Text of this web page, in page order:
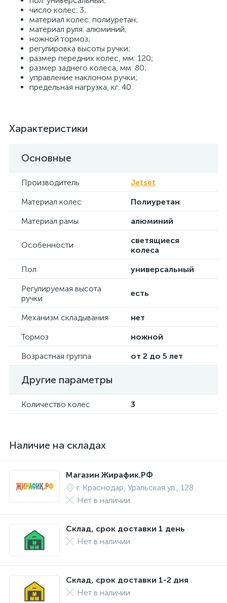
число колес: 3;
материал колес: полиуретан;
материал руля: алюминий;
ножной тормоз;
регулировка высоты ручки;
размер передних колес, мм: 120;
размер заднего колеса, мм: 80;
управление наклоном ручки;
предельная нагрузка, кг: 40.
Характеристики
Основные
Производитель
Jetset
Материал колес
Полиуретан
Материал рамы
алюминий
Особенности
светящиеся
колеса
Пол
универсальный
Регулируемая высота
ручки
есть
Механизм складывания
нет
Тормоз
ножной
Возрастная группа
от 2 до 5 лет
Другие параметры
Количество колес 3
Наличие на складах
Магазин Жирафик.РФ
г. Краснодар, Уральская ул., 128
Нет в наличии
Склад, срок доставки 1 день
Нет в наличии
Склад, срок доставки 1-2 дня
Нет в наличии